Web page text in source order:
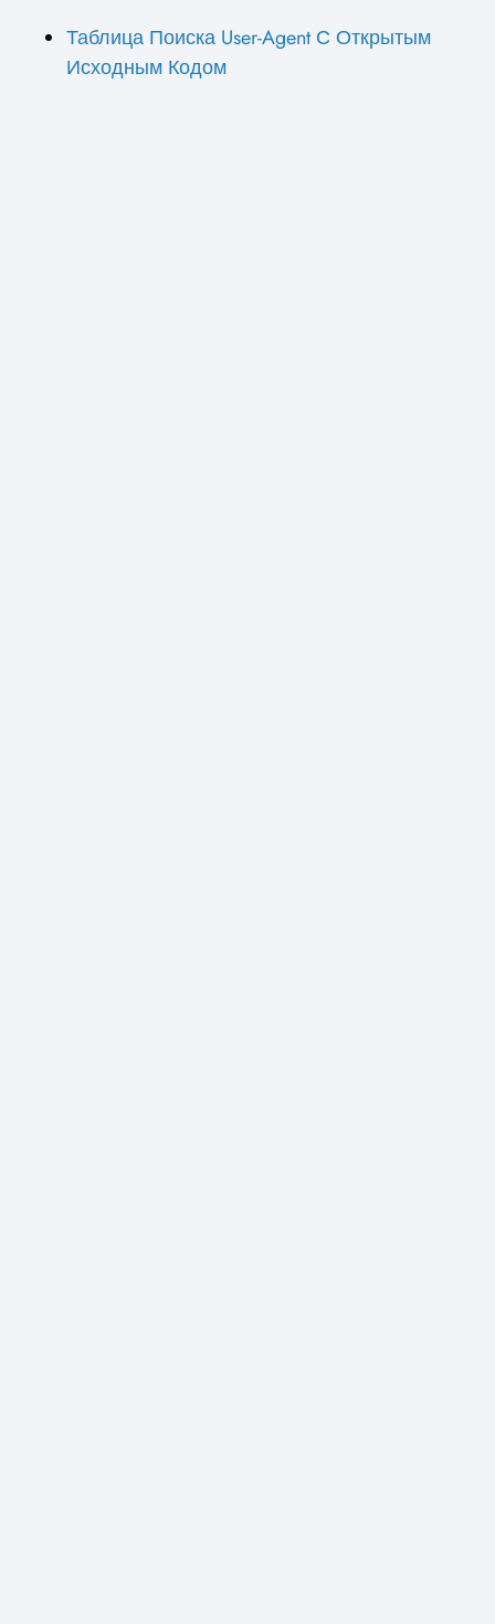
Таблица Поиска User-Agent С Открытым
Исходным Кодом